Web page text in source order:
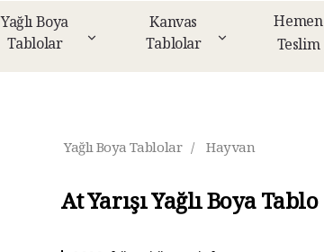
Yağlı Boya
Tablolar
Kanvas
Tablolar
Hemen
Teslim
Yağlı Boya Tablolar / Hayvan
At Yarışı Yağlı Boya Tablo